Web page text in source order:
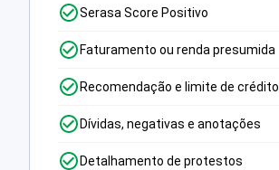
Serasa Score Positivo
Faturamento ou renda presumida
Recomendação e limite de crédito
Dívidas, negativas e anotações
Detalhamento de protestos